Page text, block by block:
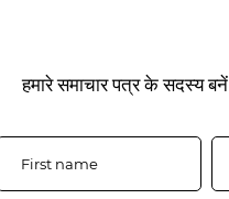
हमारे समाचार पत्र के सदस्य बनें